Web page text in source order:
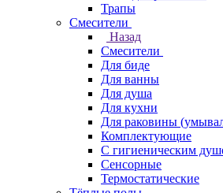
Трапы
Смесители
Назад
Смесители
Для биде
Для ванны
Для душа
Для кухни
Для раковины
Комплектующие
С гигиеническим
Сенсорные
Термостатические